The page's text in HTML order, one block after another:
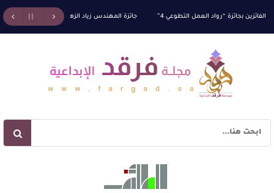
بجائزة “رواد العمل التطوعي 4” جائزة المهندس زياد الزهراني للتفوق العلمي تكرّم
آليات البناء الاستهلالي في رواية : ( على كف رتويت ) للدكتورة زينب الخضيري